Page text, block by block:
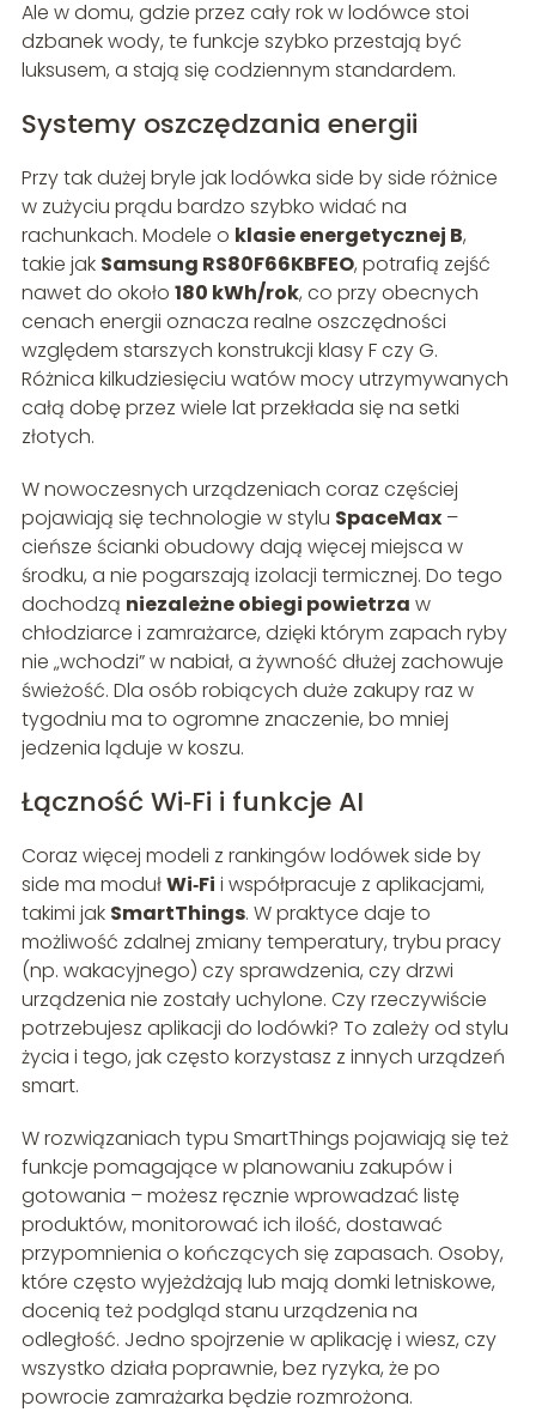
Ale w domu, gdzie przez cały rok w lodówce stoi
dzbanek wody, te funkcje szybko przestają być
luksusem, a stają się codziennym standardem.
Systemy oszczędzania energii
Przy tak dużej bryle jak lodówka side by side różnice
w zużyciu prądu bardzo szybko widać na
rachunkach. Modele o klasie energetycznej B,
takie jak Samsung RS80F66KBFEO, potrafią zejść
nawet do około 180 kWh/rok, co przy obecnych
cenach energii oznacza realne oszczędności
względem starszych konstrukcji klasy F czy G.
Różnica kilkudziesięciu watów mocy utrzymywanych
całą dobę przez wiele lat przekłada się na setki
złotych.
W nowoczesnych urządzeniach coraz częściej
pojawiają się technologie w stylu SpaceMax–
cieńsze ścianki obudowy dają więcej miejsca w
środku, a nie pogarszają izolacji termicznej. Do tego
dochodzą niezależne obiegi powietrza w
chłodziarce i zamrażarce, dzięki którym zapach ryby
nie „wchodzi” w nabiał, a żywność dłużej zachowuje
świeżość. Dla osób robiących duże zakupy raz w
tygodniu ma to ogromne znaczenie, bo mniej
jedzenia ląduje w koszu.
Łączność Wi‑Fi i funkcje AI
Coraz więcej modeli z rankingów lodówek side by
side ma modułWi‑Fi i współpracuje z aplikacjami,
takimi jak SmartThings. W praktyce daje to
możliwość zdalnej zmiany temperatury, trybu pracy
(np. wakacyjnego) czy sprawdzenia, czy drzwi
urządzenia nie zostały uchylone. Czy rzeczywiście
potrzebujesz aplikacji do lodówki? To zależy od stylu
życia i tego, jak często korzystasz z innych urządzeń
smart.
W rozwiązaniach typu SmartThings pojawiają się też
funkcje pomagające w planowaniu zakupów i
gotowania – możesz ręcznie wprowadzać listę
produktów, monitorować ich ilość, dostawać
przypomnienia o kończących się zapasach. Osoby,
które często wyjeżdżają lub mają domki letniskowe,
docenią też podgląd stanu urządzenia na
odległość. Jedno spojrzenie w aplikację i wiesz, czy
wszystko działa poprawnie, bez ryzyka, że po
powrocie zamrażarka będzie rozmrożona.